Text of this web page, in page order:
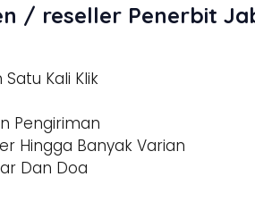
/ reseller Penerbit
Kali Klik
Pengiriman
Hingga Banyak Varian
Dan Doa